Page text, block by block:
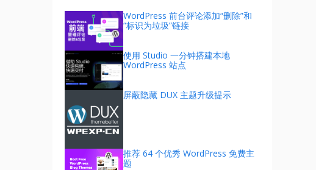
WordPress 前台评论添加“删除”和
“标识为垃圾”链接
使用 Studio 一分钟搭建本地
WordPress 站点
屏蔽隐藏 DUX 主题升级提示
推荐 64 个优秀 WordPress 免费主
题